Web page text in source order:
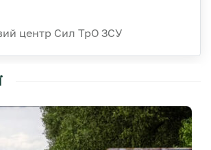
центр Сил ТрО ЗСУ